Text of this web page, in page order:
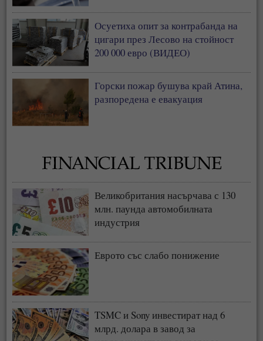
Осуетиха опит за контрабанда на
цигари през Лесово на стойност
200 000 евро (ВИДЕО)
Горски пожар бушува край Атина,
разпоредена е евакуация
Великобритания насърчава с 130
млн. паунда автомобилната
индустрия
Еврото със слабо понижение
TSMC и Sony инвестират над 6
млрд. долара в завод за